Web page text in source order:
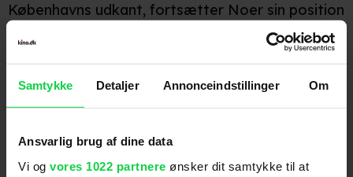
Samtykke Detaljer Annonceindstillinger Om
Ansvarlig brug af dine data
Vi og vores 1022 partnere ønsker dit samtykke til at
Københavns udkant, fortsætter Noer sin position
som en af Danmarks stærkeste nye instruktør-
navne. Derefter skiftede Noer genre-kurs med
spejl' med Ghita Nørby og svenske Sven Wollter.
engelsk-sprogede film, en ny udgave af den
amerikanske klassisker 'Papillon', og er på vej